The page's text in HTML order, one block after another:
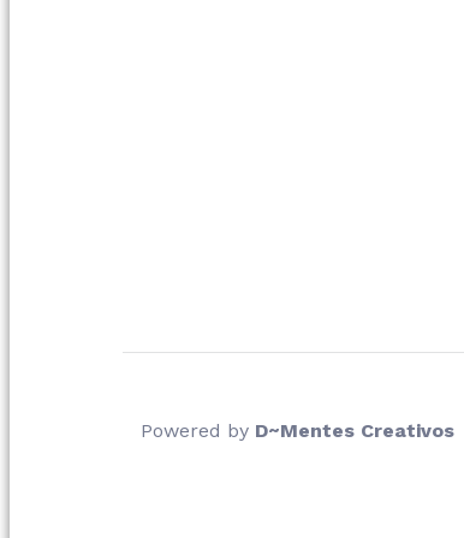
Powered by D~Mentes Creativos